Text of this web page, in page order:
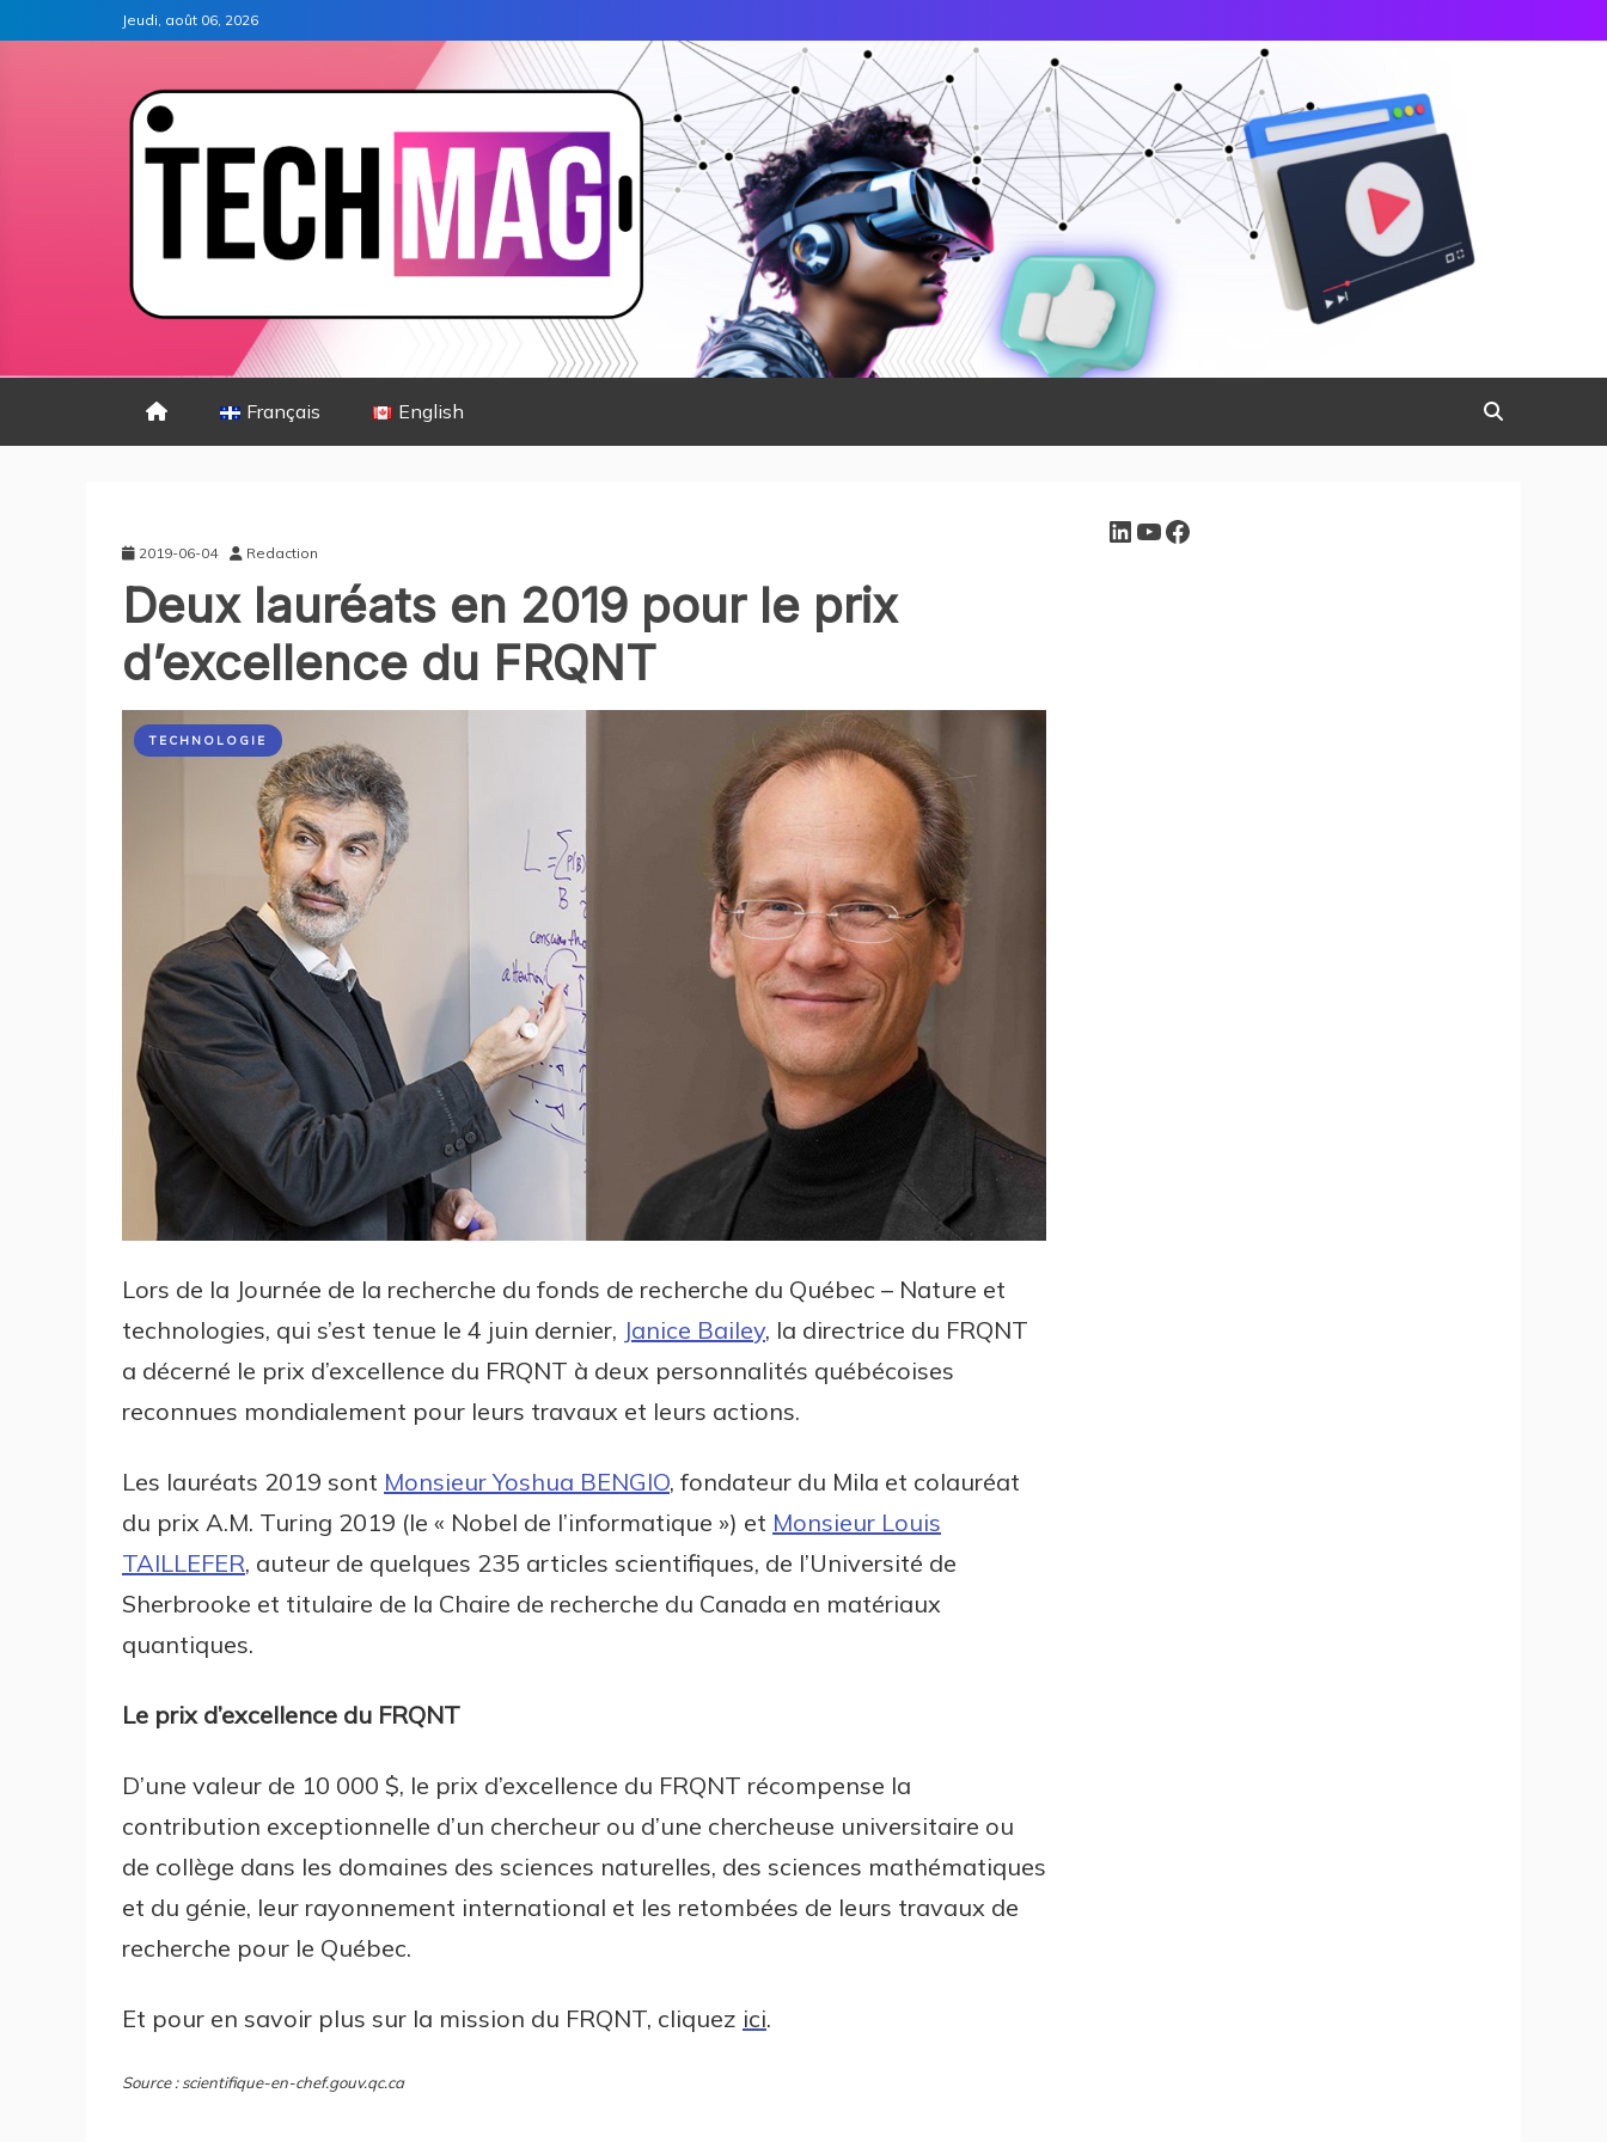
Jeudi, août 06, 2026
Français English
2019-06-04 Redaction
Deux lauréats en 2019 pour le prix
d’excellence du FRQNT
TECHNOLOGIE
Lors de la Journée de la recherche du fonds de recherche du Québec – Nature et
technologies, qui s’est tenue le 4 juin dernier, Janice Bailey, la directrice du FRQNT
a décerné le prix d’excellence du FRQNT à deux personnalités québécoises
reconnues mondialement pour leurs travaux et leurs actions.
Les lauréats 2019 sont Monsieur Yoshua BENGIO, fondateur du Mila et colauréat
du prix A.M. Turing 2019 (le « Nobel de l’informatique ») et Monsieur Louis
TAILLEFER, auteur de quelques 235 articles scientifiques, de l’Université de
Sherbrooke et titulaire de la Chaire de recherche du Canada en matériaux
quantiques.
Le prix d’excellence du FRQNT
D’une valeur de 10 000 $, le prix d’excellence du FRQNT récompense la
contribution exceptionnelle d’un chercheur ou d’une chercheuse universitaire ou
de collège dans les domaines des sciences naturelles, des sciences mathématiques
et du génie, leur rayonnement international et les retombées de leurs travaux de
recherche pour le Québec.
Et pour en savoir plus sur la mission du FRQNT, cliquez ici.
Source : scientifique-en-chef.gouv.qc.ca